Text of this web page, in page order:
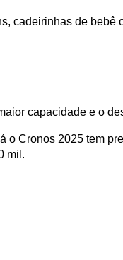
cadeirinhas de bebê
capacidade e o
o Cronos 2025 tem
mil.